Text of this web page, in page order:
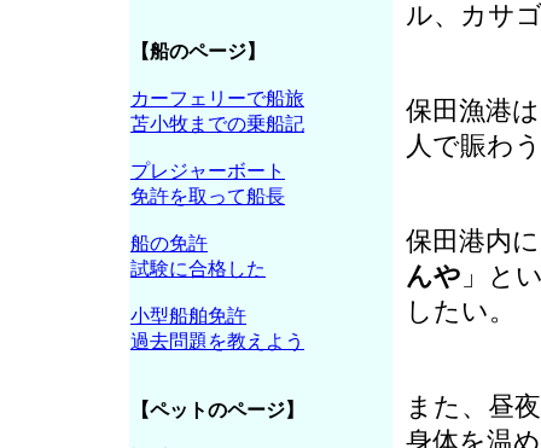
ル、カサ
保田漁港
人で賑わ
保田港内
んや 」と
したい。
また、昼
身体を温
【船のページ】
カーフェリーで船旅
苫小牧までの乗船記
プレジャーボート
免許を取って船長
船の免許
試験に合格した
小型船舶免許
過去問題を教えよう
【ペットのページ】